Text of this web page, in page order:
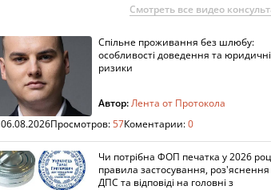
Смотреть все видео
Спільне проживання без шлюбу:
особливості доведення та юридичні
ризики
Автор:Лента от Протокола
06.08.2026Просмотров:57Коментарии:0
Чи потрібна ФОП печатка у 2026
правила застосування, роз'яснення
ДПС та відповіді на головні з